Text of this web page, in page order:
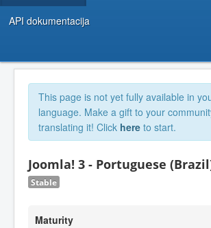
API dokumentacija
This page is not yet fully available in
language. Make a gift to your
translating it! Click here to start.
Joomla! 3 - Portuguese
Stable
Maturity